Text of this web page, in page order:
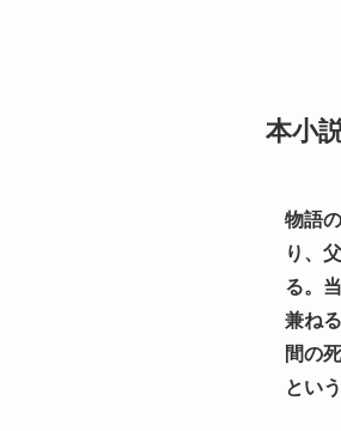
本小
物語
り、
る。
兼ね
間の
とい